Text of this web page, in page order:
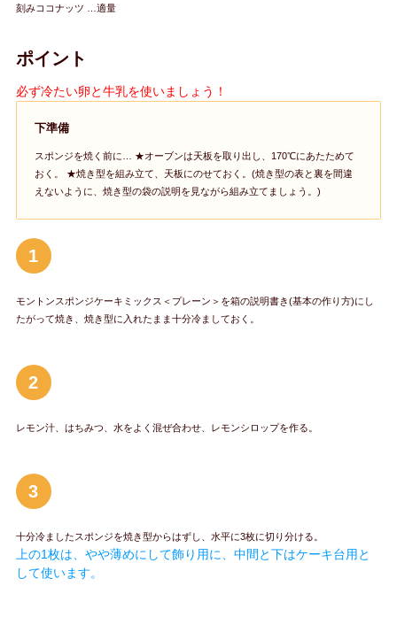
刻みココナッツ …適量
ポイント
必ず冷たい卵と牛乳を使いましょう！
下準備
スポンジを焼く前に… ★オーブンは天板を取り出し、170℃にあたためて
おく。 ★焼き型を組み立て、天板にのせておく。(焼き型の表と裏を間違
えないように、焼き型の袋の説明を見ながら組み立てましょう。)
1
モントンスポンジケーキミックス＜プレーン＞を箱の説明書き(基本の作り方)にし
たがって焼き、焼き型に入れたまま十分冷ましておく。
2
レモン汁、はちみつ、水をよく混ぜ合わせ、レモンシロップを作る。
3
十分冷ましたスポンジを焼き型からはずし、水平に3枚に切り分ける。
上の1枚は、やや薄めにして飾り用に、中間と下はケーキ台用と
して使います。